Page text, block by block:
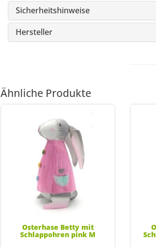
Sicherheitshinweise
Hersteller
Ähnliche Produkte
Osterhase Betty mit
Schlappohren pink M